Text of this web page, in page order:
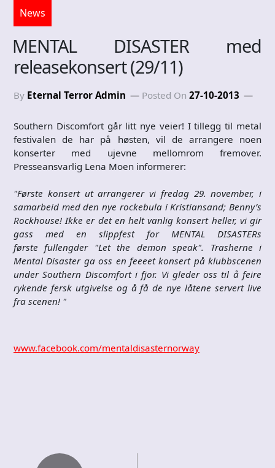
News
MENTAL DISASTER med
releasekonsert (29/11)
By Eternal Terror Admin Posted On 27-10-2013
Southern Discomfort går litt nye veier! I tillegg til metal
festivalen de har på høsten, vil de arrangere noen
konserter med ujevne mellomrom fremover.
Presseansvarlig Lena Moen informerer:
"Første konsert ut arrangerer vi fredag 29. november, i
samarbeid med den nye rockebula i Kristiansand; Benny’s
Rockhouse! Ikke er det en helt vanlig konsert heller, vi gir
gass med en slippfest for MENTAL DISASTERs
første fullengder "Let the demon speak". Trasherne i
Mental Disaster ga oss en feeeet konsert på klubbscenen
under Southern Discomfort i fjor. Vi gleder oss til å feire
rykende fersk utgivelse og å få de nye låtene servert live
fra scenen! "
www.facebook.com/mentaldisasternorway